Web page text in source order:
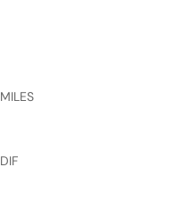
MILES
DIF